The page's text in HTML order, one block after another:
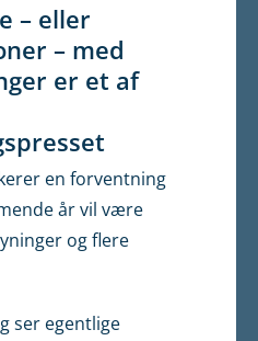
– eller
– med
er et af
en forventning
år vil være
og flere
ser egentlige